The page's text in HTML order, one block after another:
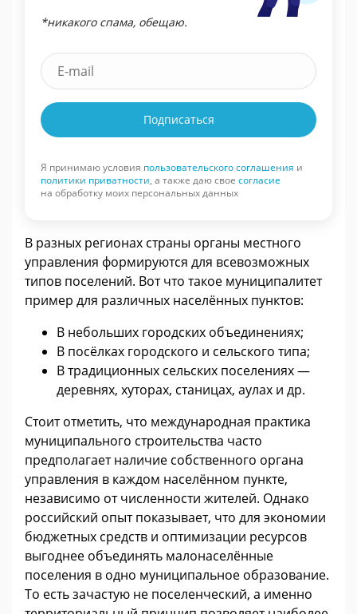
*никакого спама, обещаю.
Подписаться
Я принимаю условия пользовательского соглашения и
политики приватности, а также даю свое согласие
на обработку моих персональных данных
В разных регионах страны органы местного
управления формируются для всевозможных
типов поселений. Вот что такое муниципалитет
пример для различных населённых пунктов:
В небольших городских объединениях;
В посёлках городского и сельского типа;
В традиционных сельских поселениях —
деревнях, хуторах, станицах, аулах и др.
Стоит отметить, что международная практика
муниципального строительства часто
предполагает наличие собственного органа
управления в каждом населённом пункте,
независимо от численности жителей. Однако
российский опыт показывает, что для экономии
бюджетных средств и оптимизации ресурсов
выгоднее объединять малонаселённые
поселения в одно муниципальное образование.
То есть зачастую не поселенческий, а именно